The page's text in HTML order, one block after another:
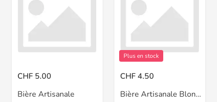
CHF 5.00
Bière Artisanale
Plus en stock
CHF 4.50
Bière Artisanale Blonde